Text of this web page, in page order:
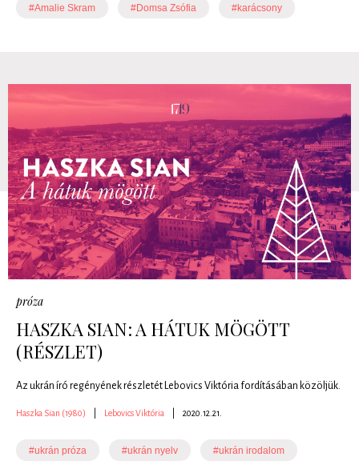
#Amalie Skram #Domsa Zsófia #karácsony
próza
HASZKA SIAN: A HÁTUK MÖGÖTT
(RÉSZLET)
Az ukrán író regényének részletét Lebovics Viktória fordításában közöljük.
Haszka Sian (1980) Lebovics Viktória 2020.12.21.
#ukrán próza #ukrán nyelv #ukrán irodalom